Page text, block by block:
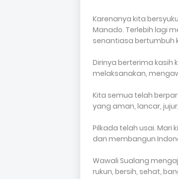
Karenanya kita
Manado. Terlebih lagi
senantiasa bertumbuh
Dirinya berterima kasih
melaksanakan,
Kita semua telah
yang aman, lancar,
Pilkada telah usai.
dan membangun
Wawali Sualang
rukun, bersih, sehat,